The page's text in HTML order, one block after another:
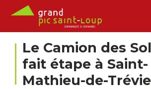
Le Camion des
fait étape à Saint-
Mathieu-de-